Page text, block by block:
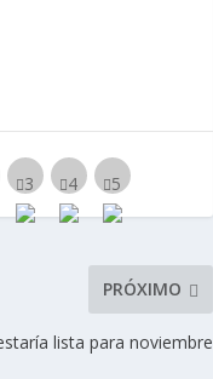
PRÓXIMO
lista para noviembre